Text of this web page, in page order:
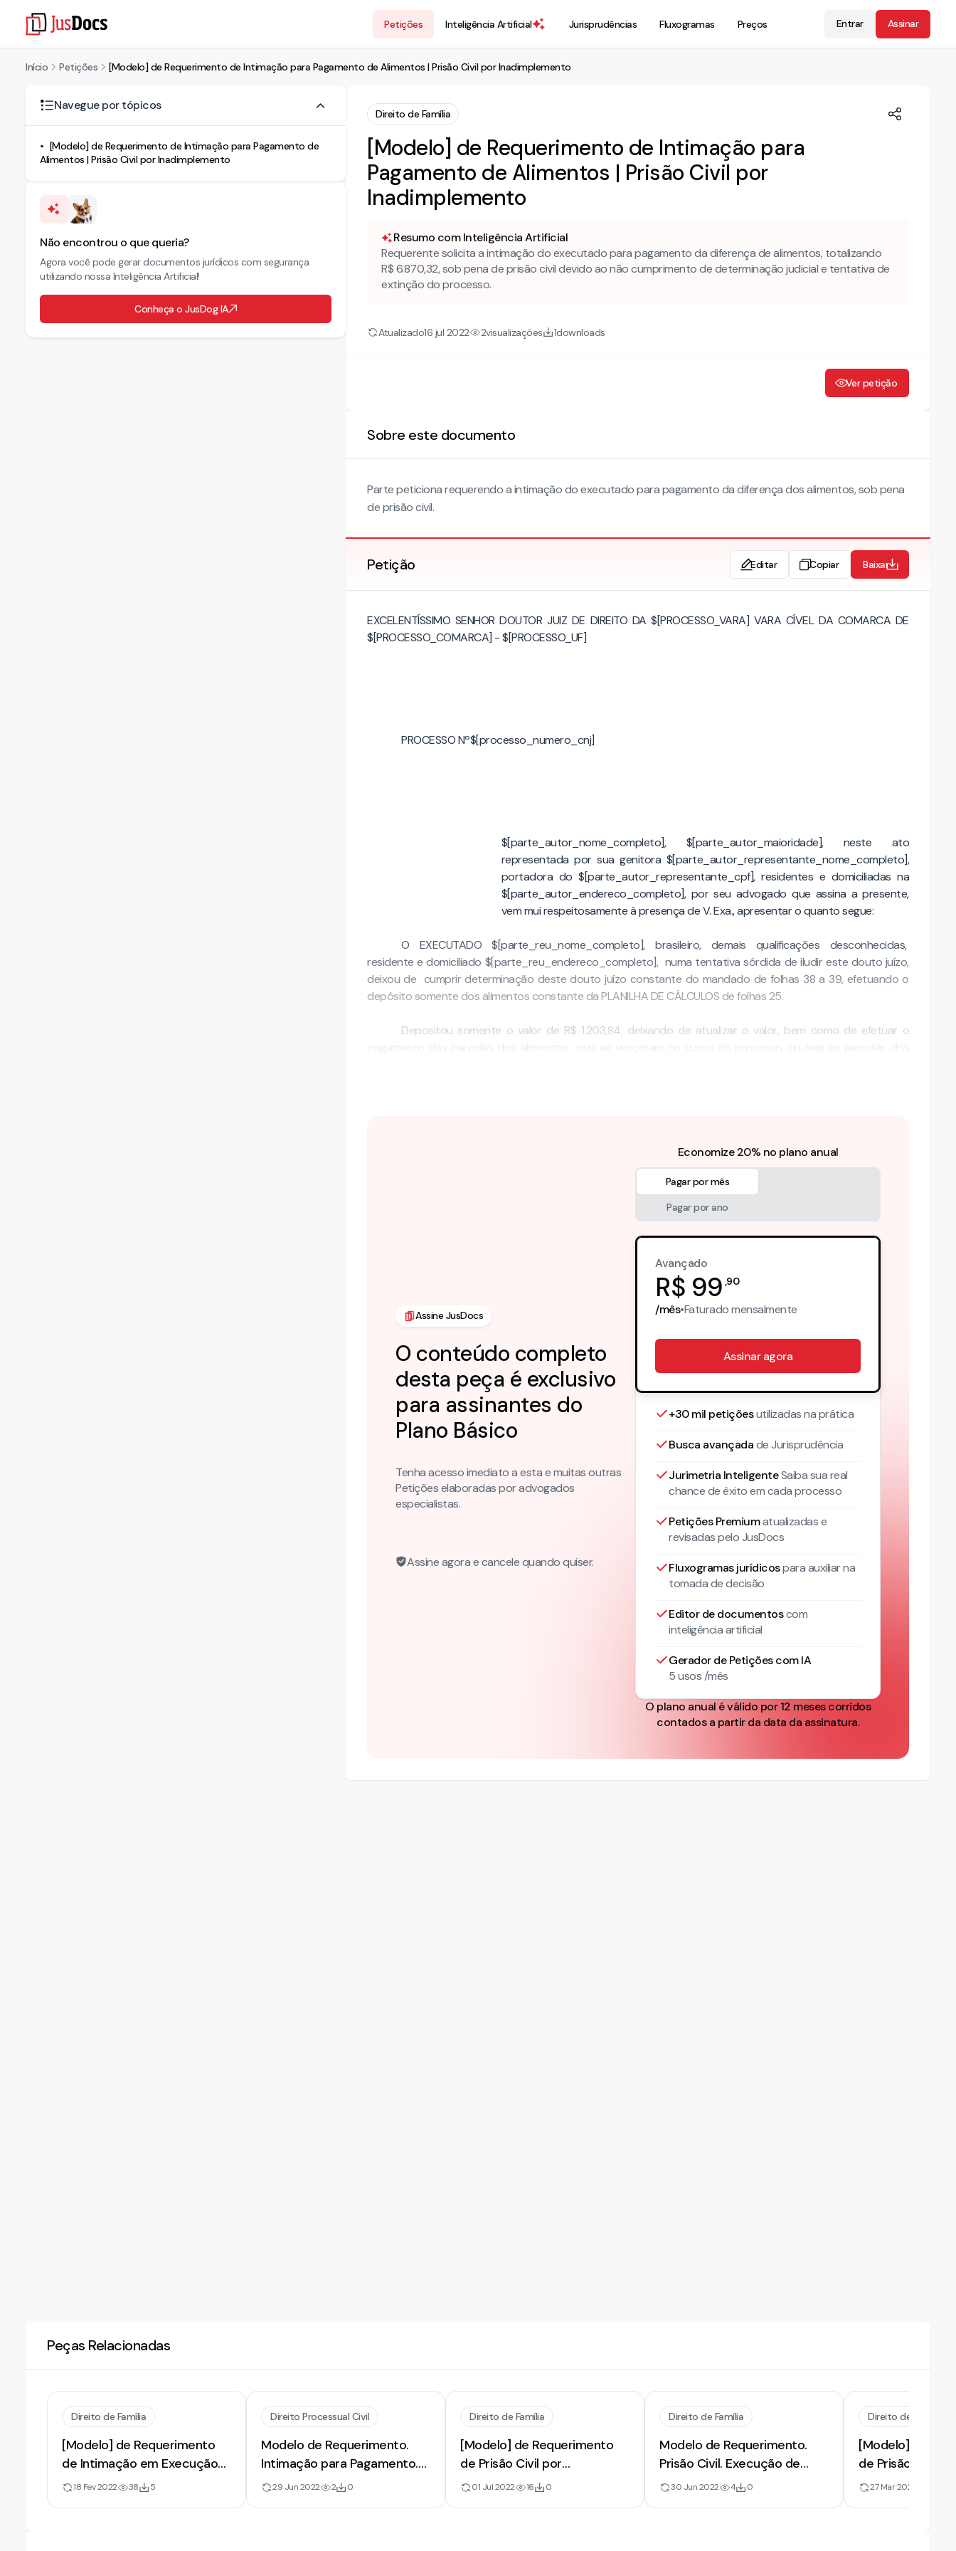
Petições Inteligência Artificial Jurisprudências Fluxogramas Preços Entrar Assinar
Início Petições [Modelo] de Requerimento de Intimação para Pagamento de Alimentos | Prisão Civil por Inadimplemento
Navegue por tópicos
[Modelo] de Requerimento de Intimação para Pagamento de
Alimentos | Prisão Civil por Inadimplemento
Não encontrou o que queria?
Agora você pode gerar documentos jurídicos com segurança
utilizando nossa Inteligência Artificial!
Conheça o JusDog IA
Direito de Família
[Modelo] de Requerimento de Intimação para
Pagamento de Alimentos | Prisão Civil por
Inadimplemento
Resumo com Inteligência Artificial
Requerente solicita a intimação do executado para pagamento da diferença de alimentos, totalizando
R$ 6.870,32, sob pena de prisão civil devido ao não cumprimento de determinação judicial e tentativa de
extinção do processo.
Atualizado16 jul 2022 2visualizações 1downloads
Ver petição
Sobre este documento
Parte peticiona requerendo a intimação do executado para pagamento da diferença dos alimentos, sob pena
de prisão civil.
Petição Editar Copiar Baixar
EXCELENTÍSSIMO SENHOR DOUTOR JUIZ DE DIREITO DA $[PROCESSO_VARA] VARA CÍVEL DA COMARCA DE
$[PROCESSO_COMARCA] - $[PROCESSO_UF]
PROCESSO Nº$[processo_numero_cnj]
$[parte_autor_nome_completo], $[parte_autor_maioridade], neste ato
representada por sua genitora $[parte_autor_representante_nome_completo],
portadora do $[parte_autor_representante_cpf], residentes e domiciliadas na
$[parte_autor_endereco_completo], por seu advogado que assina a presente,
vem mui respeitosamente à presença de V. Exa., apresentar o quanto segue:
O EXECUTADO $[parte_reu_nome_completo], brasileiro, demais qualificações desconhecidas,
residente e domiciliado $[parte_reu_endereco_completo], numa tentativa sórdida de iludir este douto juízo,
deixou de cumprir determinação deste douto juízo constante do mandado de folhas 38 a 39, efetuando o
depósito somente dos alimentos constante da PLANILHA DE CÁLCULOS de folhas 25.
Depositou somente o valor de R$ 1.203,84, deixando de atualizar o valor, bem como de efetuar o
pagamento das parcelas dos alimentos que se venceram no curso do processo, ou seja as parcelas dos
Assine JusDocs
O conteúdo completo
desta peça é exclusivo
para assinantes do
Plano Básico
Tenha acesso imediato a esta e muitas outras
Petições elaboradas por advogados
especialistas.
Assine agora e cancele quando quiser.
Economize 20% no plano anual
Pagar por mês
Pagar por ano
Avançado
R$ 99 ,90
/mês•Faturadomensalmente
Assinar agora
+30 mil petiçõesutilizadas na prática
Busca avançadade Jurisprudência
Jurimetria InteligenteSaiba sua real
chance de êxito em cada processo
Petições Premiumatualizadase
revisadas pelo JusDocs
Fluxogramas jurídicospara auxiliar na
tomada de decisão
Editor de documentoscom
inteligência artificial
Gerador de Petições com IA
5 usos /mês
O plano anual é válido por 12 meses corridos
contados a partir da data da assinatura.
Peças Relacionadas
Direito de Família
[Modelo] de Requerimento
de Intimação em Execução
de Alimentos | Prisão Civil por
18 Fev 2022 38 5
Direito Processual Civil
Modelo de Requerimento.
Intimação para Pagamento.
Alimentos. Prisão Civil
29 Jun 2022 2 0
Direito de Família
[Modelo] de Requerimento
de Prisão Civil por
Inadimplemento de
01 Jul 2022 16 0
Direito de Família
Modelo de Requerimento.
Prisão Civil. Execução de
Alimentos. Pagamento
30 Jun 2022 4 0
Direito de Família
[Modelo] de
de Prisão Civil
Pagamento de
27 Mar 2020